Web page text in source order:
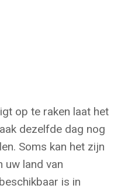
op te raken laat het
dezelfde dag nog
Soms kan het zijn
uw land van
is in